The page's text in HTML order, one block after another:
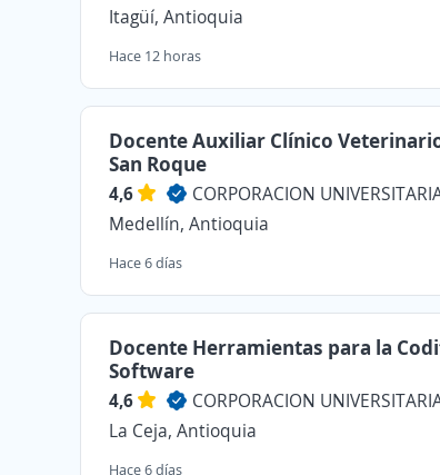
Itagüí, Antioquia
Hace 12 horas
Docente Auxiliar Clínico
San Roque
4,6
CORPORACION
Medellín, Antioquia
Hace 6 días
Docente Herramientas para la
Software
4,6
CORPORACION
La Ceja, Antioquia
Hace 6 días